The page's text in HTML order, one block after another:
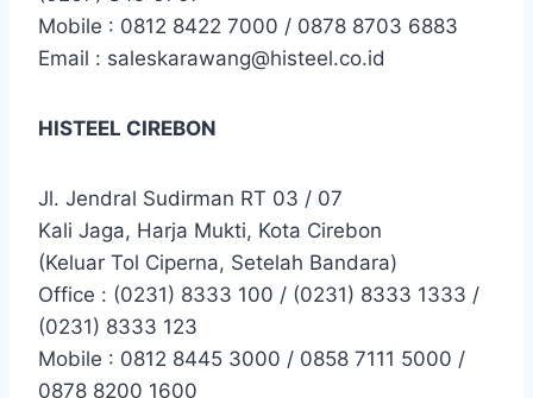
Mobile : 0812 8422 7000 / 0878 8703 6883
Email : saleskarawang@histeel.co.id
HISTEEL CIREBON
Jl. Jendral Sudirman RT 03 / 07
Kali Jaga, Harja Mukti, Kota Cirebon
(Keluar Tol Ciperna, Setelah Bandara)
Office : (0231) 8333 100 / (0231) 8333 1333 /
(0231) 8333 123
Mobile : 0812 8445 3000 / 0858 7111 5000 /
0878 8200 1600